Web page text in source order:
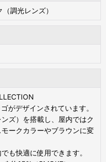
調光レンズ）
がデザインされています。
ズ）を搭載し、屋内ではク
ークカラーやブラウンに変
も快適に使用できます。